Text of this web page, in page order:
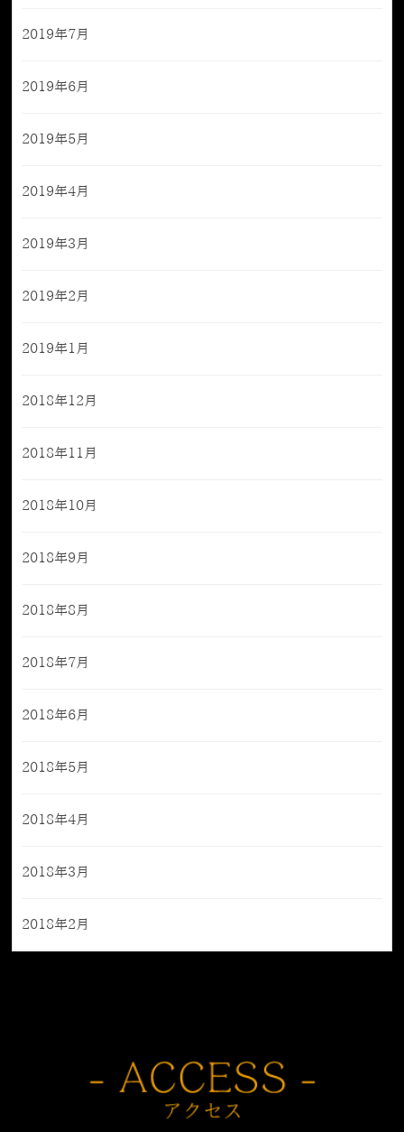
2019年7月
2019年6月
2019年5月
2019年4月
2019年3月
2019年2月
2019年1月
2018年12月
2018年11月
2018年10月
2018年9月
2018年8月
2018年7月
2018年6月
2018年5月
2018年4月
2018年3月
2018年2月